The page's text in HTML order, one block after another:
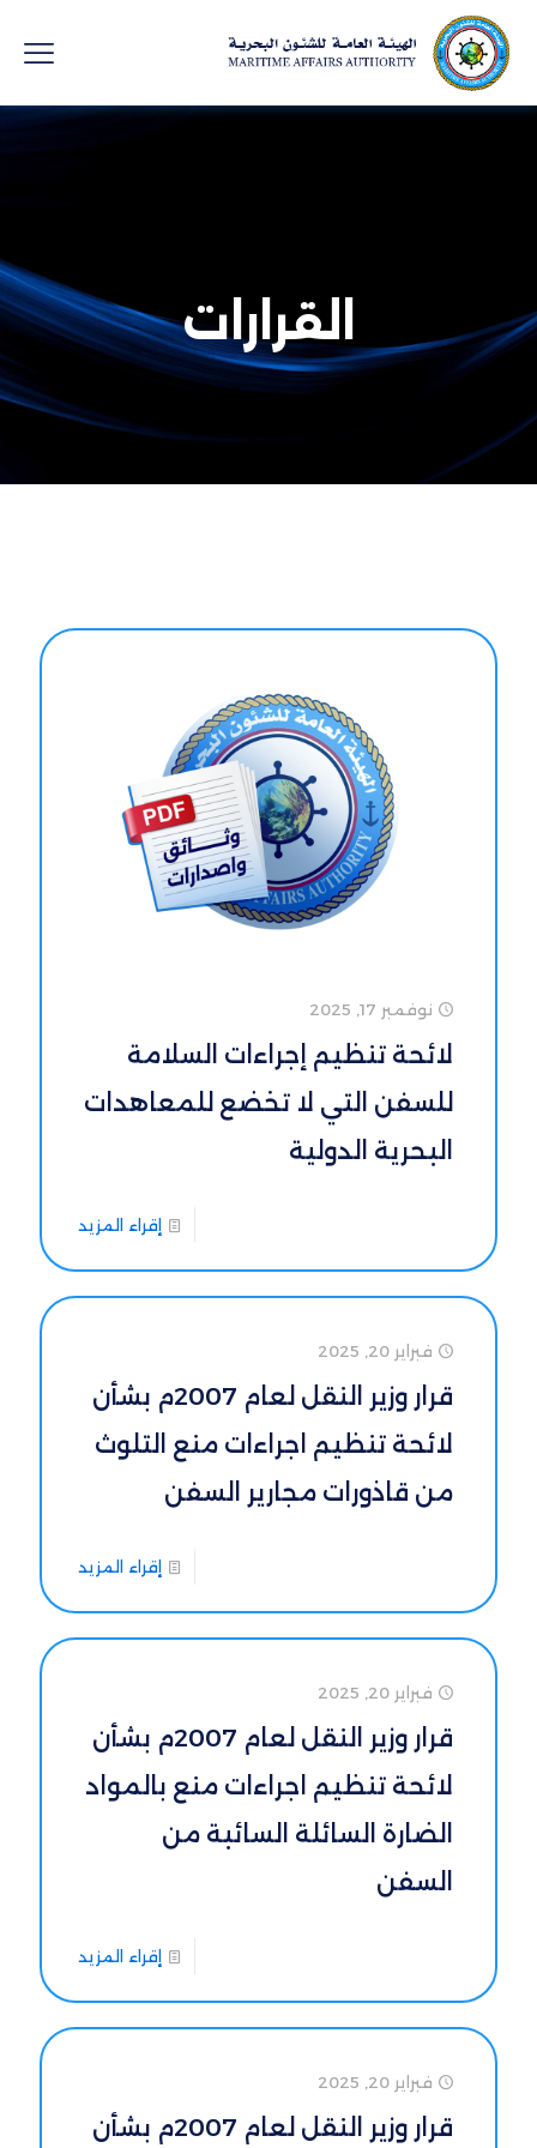
القرارات
نوفمبر 17, 2025
لائحة تنظيم إجراءات السلامة
للسفن التي لا تخضع للمعاهدات
البحرية الدولية
إقراء المزيد
فبراير 20, 2025
قرار وزير النقل لعام 2007م بشأن
لائحة تنظيم اجراءات منع التلوث
من قاذورات مجارير السفن
إقراء المزيد
فبراير 20, 2025
قرار وزير النقل لعام 2007م بشأن
لائحة تنظيم اجراءات منع بالمواد
الضارة السائلة السائبة من
السفن
إقراء المزيد
فبراير 20, 2025
قرار وزير النقل لعام 2007م بشأن